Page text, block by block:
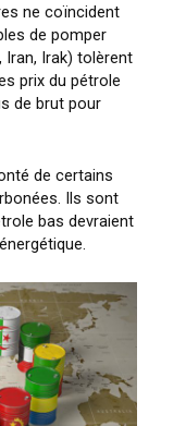
ne coïncident
de pomper
Iran, Irak) tolèrent
prix du pétrole
de brut pour
de certains
Ils sont
bas devraient